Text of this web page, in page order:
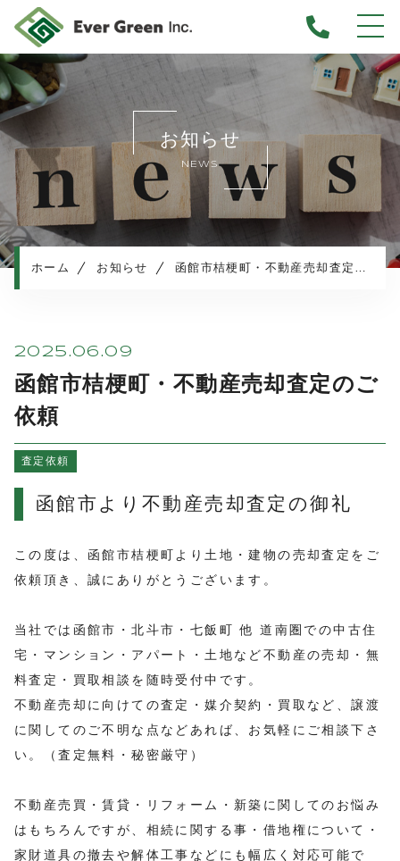
ホーム
当社について
不動産売却について
仲介売却
業者買取
不動産売却の流れ
お知らせ
プライバシーポリシー
お知らせ
NEWS
ホーム お知らせ 函館市桔梗町・不動産売却査定のご依頼
2025.06.09
函館市桔梗町・不動産売却査定のご
依頼
査定依頼
函館市より不動産売却査定の御礼
この度は、函館市桔梗町より土地・建物の売却査定をご
依頼頂き、誠にありがとうございます。
当社では函館市・北斗市・七飯町 他 道南圏での中古住
宅・マンション・アパート・土地など不動産の売却・無
料査定・買取相談を随時受付中です。
不動産売却に向けての査定・媒介契約・買取など、譲渡
に関してのご不明な点などあれば、お気軽にご相談下さ
い。（査定無料・秘密厳守）
不動産売買・賃貸・リフォーム・新築に関してのお悩み
はもちろんですが、相続に関する事・借地権について・
家財道具の撤去や解体工事などにも幅広く対応可能で